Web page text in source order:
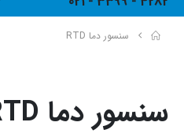
سنسور دما RTD
سنسور دما RTD